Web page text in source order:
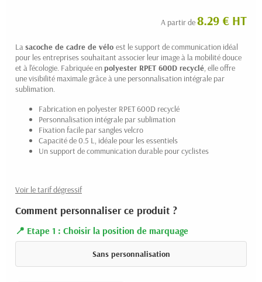
A partir de8.29 € HT
La sacoche de cadre de vélo est le support de communication idéal
pour les entreprises souhaitant associer leur image à la mobilité douce
et à l'écologie. Fabriquée enpolyester RPET 600D recyclé , elle offre
une visibilité maximale grâce à une personnalisation intégrale par
sublimation.
Fabrication en polyester RPET 600D recyclé
Personnalisation intégrale par sublimation
Fixation facile par sangles velcro
Capacité de 0.5 L, idéale pour les essentiels
Un support de communication durable pour cyclistes
Voir le tarif dégressif
Comment personnaliser ce produit ?
Etape 1 : Choisir la position de marquage
Sans personnalisation